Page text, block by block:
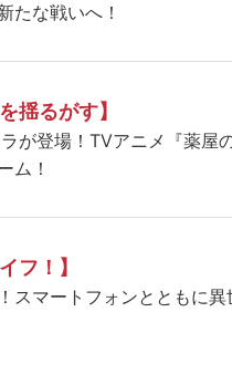
たな戦いへ！
揺るがす】
が登場！TVアニメ『薬屋
ム！
フ！】
スマートフォンとともに